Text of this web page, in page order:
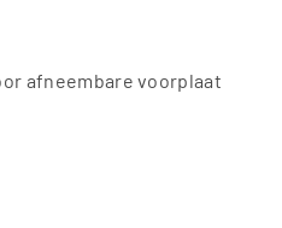
afneembare voorplaat